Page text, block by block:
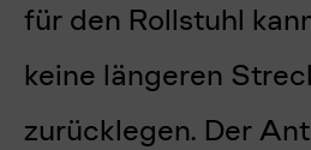
für den Rollstuhl
keine längeren
zurücklegen. Der